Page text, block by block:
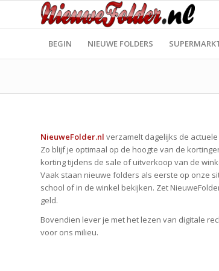
BEGIN NIEUWE FOLDERS
NieuweFolder.nl verzamelt dagelijks de
Zo blijf je optimaal op de hoogte van de
korting tijdens de sale of uitverkoop van de
Vaak staan nieuwe folders als eerste op onze
school of in de winkel bekijken. Zet
geld.
Bovendien lever je met het lezen van digitale
voor ons milieu.